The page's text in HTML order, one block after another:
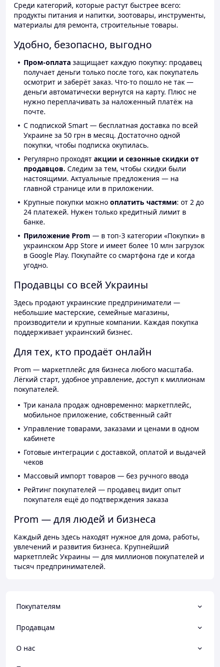
Среди категорий, которые растут быстрее всего:
продукты питания и напитки, зоотовары, инструменты,
материалы для ремонта, строительные товары.
Удобно, безопасно, выгодно
Пром-оплата защищает каждую покупку: продавец
получает деньги только после того, как покупатель
осмотрит и заберёт заказ. Что-то пошло не так —
деньги автоматически вернутся на карту. Плюс не
нужно переплачивать за наложенный платёж на
почте.
С подпиской Smart — бесплатная доставка по всей
Украине за 50 грн в месяц. Достаточно одной
покупки, чтобы подписка окупилась.
Регулярно проходят акции и сезонные скидки от
продавцов. Следим за тем, чтобы скидки были
настоящими. Актуальные предложения — на
главной странице или в приложении.
Крупные покупки можно оплатить частями: от 2 до
24 платежей. Нужен только кредитный лимит в
банке.
Приложение Prom — в топ-3 категории «Покупки» в
украинском App Store и имеет более 10 млн загрузок
в Google Play. Покупайте со смартфона где и когда
угодно.
Продавцы со всей Украины
Здесь продают украинские предприниматели —
небольшие мастерские, семейные магазины,
производители и крупные компании. Каждая покупка
поддерживает украинский бизнес.
Для тех, кто продаёт онлайн
Prom — маркетплейс для бизнеса любого масштаба.
Лёгкий старт, удобное управление, доступ к миллионам
покупателей.
Три канала продаж одновременно: маркетплейс,
мобильное приложение, собственный сайт
Управление товарами, заказами и ценами в одном
кабинете
Готовые интеграции с доставкой, оплатой и выдачей
чеков
Массовый импорт товаров — без ручного ввода
Рейтинг покупателей — продавец видит опыт
покупателя ещё до подтверждения заказа
Prom — для людей и бизнеса
Каждый день здесь находят нужное для дома, работы,
увлечений и развития бизнеса. Крупнейший
маркетплейс Украины — для миллионов покупателей и
тысяч предпринимателей.
Покупателям
Продавцам
О нас